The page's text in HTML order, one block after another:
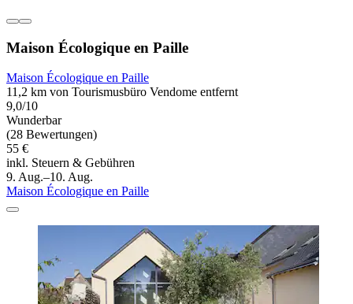
Maison Écologique en Paille
Maison Écologique en Paille
11,2 km von Tourismusbüro Vendome entfernt
9,0/10
Wunderbar
(28 Bewertungen)
55 €
inkl. Steuern & Gebühren
9. Aug.–10. Aug.
Maison Écologique en Paille